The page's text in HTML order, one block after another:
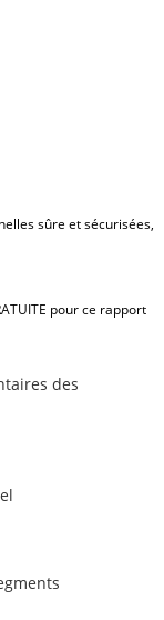
sûre et sécurisées,
pour ce rapport
des